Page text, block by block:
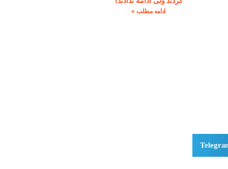
ادامه مطلب »